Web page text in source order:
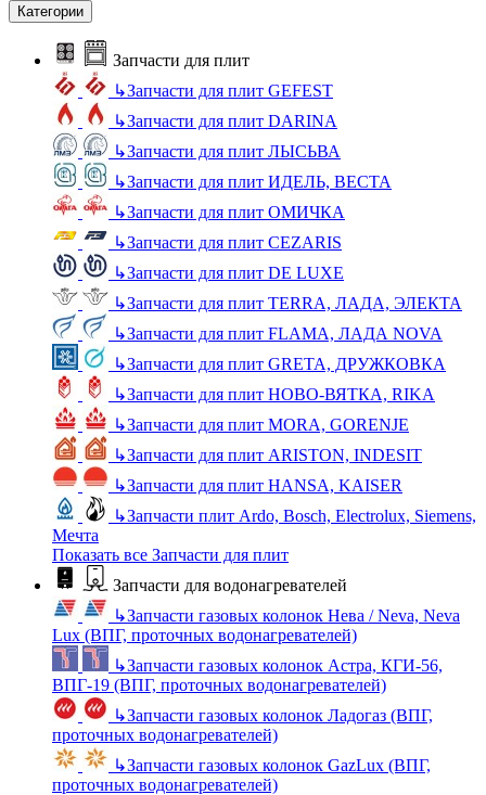
Категории
Запчасти для плит
↳Запчасти для плит GEFEST
↳Запчасти для плит DARINA
↳Запчасти для плит ЛЫСЬВА
↳Запчасти для плит ИДЕЛЬ, ВЕСТА
↳Запчасти для плит ОМИЧКА
↳Запчасти для плит CEZARIS
↳Запчасти для плит DE LUXE
↳Запчасти для плит TERRA, ЛАДА, ЭЛЕКТА
↳Запчасти для плит FLAMA, ЛАДА NOVA
↳Запчасти для плит GRETA, ДРУЖКОВКА
↳Запчасти для плит НОВО-ВЯТКА, RIKA
↳Запчасти для плит MORA, GORENJE
↳Запчасти для плит ARISTON, INDESIT
↳Запчасти для плит HANSA, KAISER
↳Запчасти плит Ardo, Bosch, Electrolux, Siemens,
Мечта
Показать все Запчасти для плит
Запчасти для водонагревателей
↳Запчасти газовых колонок Нева / Neva, Neva
Lux (ВПГ, проточных водонагревателей)
↳Запчасти газовых колонок Астра, КГИ-56,
ВПГ-19 (ВПГ, проточных водонагревателей)
↳Запчасти газовых колонок Ладогаз (ВПГ,
проточных водонагревателей)
↳Запчасти газовых колонок GazLux (ВПГ,
проточных водонагревателей)